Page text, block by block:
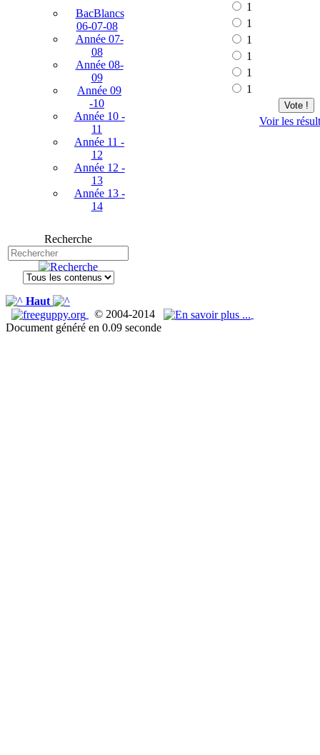
BacBlancs
06-07-08
Année 07-
08
Année 08-
09
Année 09
-10
Année 10 -
11
Année 11 -
12
Année 12 -
13
Année 13 -
14
Recherche
1
1
1
1
1
1
Vote !
Voir les
Haut
© 2004-2014
Document généré en 0.09 seconde